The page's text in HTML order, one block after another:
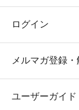
ログイン
メルマガ登録・
ユーザーガイド